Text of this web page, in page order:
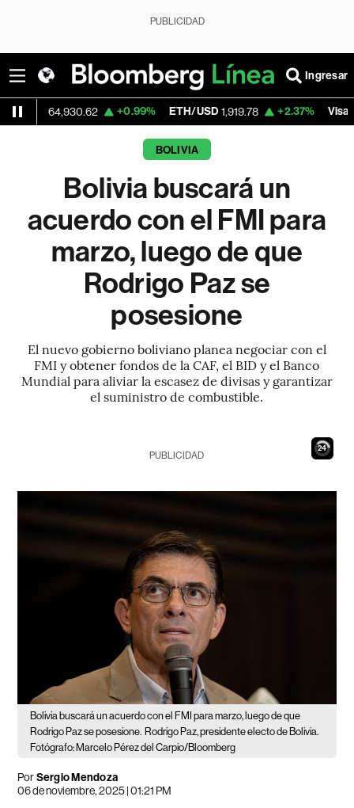
PUBLICIDAD
Ingresar
+0.99% ETH/USD 1,919.78 +2.37% Visa 368.54
BOLIVIA
Bolivia buscará un
acuerdo con el FMI para
marzo, luego de que
Rodrigo Paz se
posesione
El nuevo gobierno boliviano planea negociar con el
FMI y obtener fondos de la CAF, el BID y el Banco
Mundial para aliviar la escasez de divisas y garantizar
el suministro de combustible.
23
PUBLICIDAD
Bolivia buscará un acuerdo con el FMI para marzo, luego de que
Rodrigo Paz se posesione. Rodrigo Paz, presidente electo de Bolivia.
Fotógrafo: Marcelo Pérez del Carpio/Bloomberg
PorSergio Mendoza
06 de noviembre, 2025 | 01:21 PM